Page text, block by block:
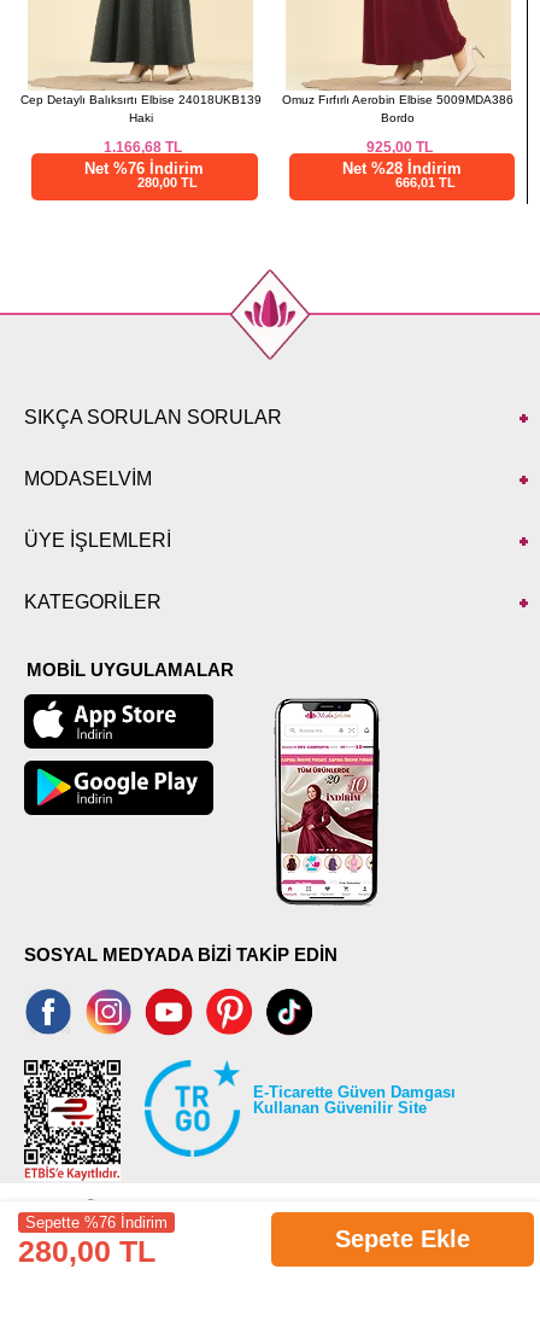
Sepette %76 İndirim
280,00 TL Sepete Ekle
Cep Detaylı Balıksırtı Elbise 24018UKB139
Haki
1.166,68TL
Net %76 İndirim
280,00 TL
Omuz Fırfırlı Aerobin Elbise 5009MDA386
Bordo
925,00 TL
Net %28 İndirim
666,01 TL
SIKÇA SORULAN SORULAR
MODASELVİM
ÜYE İŞLEMLERİ
KATEGORİLER
MOBİL UYGULAMALAR
SOSYAL MEDYADA BİZİ TAKİP EDİN
E-Ticarette Güven Damgası
Kullanan Güvenilir Site
©2026 Tüm modaselvim.com hakları saklıdır.